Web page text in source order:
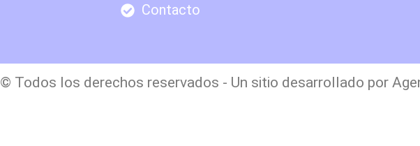
Contacto
© Todos los derechos reservados - Un sitio desarrollado por